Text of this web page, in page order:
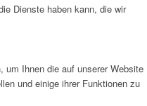
Dienste haben kann, die wir
um Ihnen die auf unserer Website
und einige ihrer Funktionen zu